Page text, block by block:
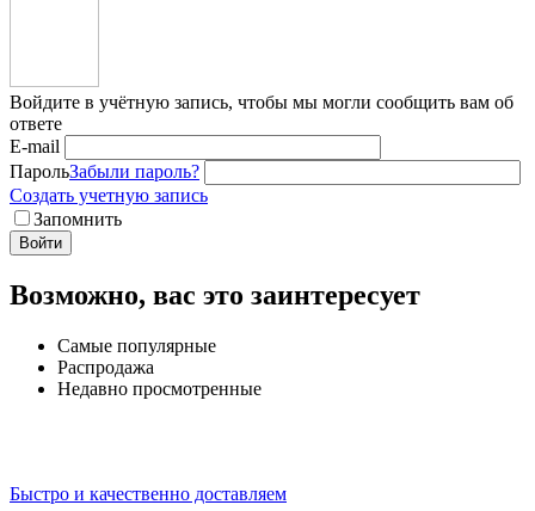
Войдите в учётную запись, чтобы мы могли сообщить вам об
ответе
E-mail
ПарольЗабыли пароль?
Создать учетную запись
Запомнить
Войти
Возможно, вас это заинтересует
Самые популярные
Распродажа
Недавно просмотренные
Быстро и качественно доставляем